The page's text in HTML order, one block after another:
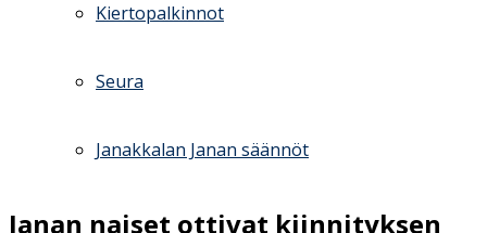
Kiertopalkinnot
Seura
Janakkalan Janan säännöt
Janan naiset ottivat kiinnityksen